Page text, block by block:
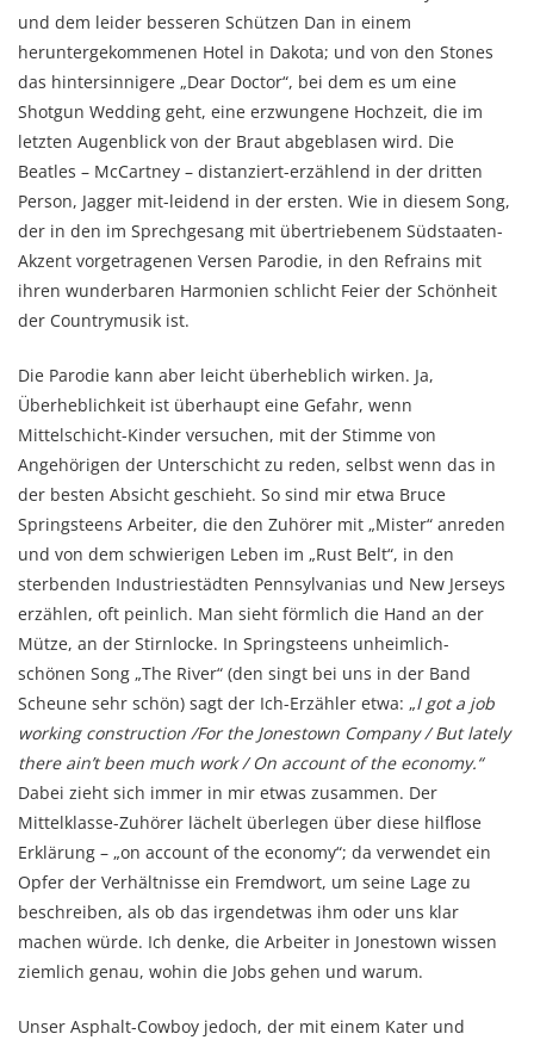
und dem leider besseren Schützen Dan in einem
heruntergekommenen Hotel in Dakota; und von den Stones
das hintersinnigere „Dear Doctor“, bei dem es um eine
Shotgun Wedding geht, eine erzwungene Hochzeit, die im
letzten Augenblick von der Braut abgeblasen wird. Die
Beatles – McCartney – distanziert-erzählend in der dritten
Person, Jagger mit-leidend in der ersten. Wie in diesem Song,
der in den im Sprechgesang mit übertriebenem Südstaaten-
Akzent vorgetragenen Versen Parodie, in den Refrains mit
ihren wunderbaren Harmonien schlicht Feier der Schönheit
der Countrymusik ist.
Die Parodie kann aber leicht überheblich wirken. Ja,
Überheblichkeit ist überhaupt eine Gefahr, wenn
Mittelschicht-Kinder versuchen, mit der Stimme von
Angehörigen der Unterschicht zu reden, selbst wenn das in
der besten Absicht geschieht. So sind mir etwa Bruce
Springsteens Arbeiter, die den Zuhörer mit „Mister“ anreden
und von dem schwierigen Leben im „Rust Belt“, in den
sterbenden Industriestädten Pennsylvanias und New Jerseys
erzählen, oft peinlich. Man sieht förmlich die Hand an der
Mütze, an der Stirnlocke. In Springsteens unheimlich-
schönen Song „The River“ (den singt bei uns in der Band
Scheune sehr schön) sagt der Ich-Erzähler etwa: „I got a job
working construction /For the Jonestown Company / But lately
there ain’t been much work / On account of the economy.“
Dabei zieht sich immer in mir etwas zusammen. Der
Mittelklasse-Zuhörer lächelt überlegen über diese hilflose
Erklärung – „on account of the economy“; da verwendet ein
Opfer der Verhältnisse ein Fremdwort, um seine Lage zu
beschreiben, als ob das irgendetwas ihm oder uns klar
machen würde. Ich denke, die Arbeiter in Jonestown wissen
ziemlich genau, wohin die Jobs gehen und warum.
Unser Asphalt-Cowboy jedoch, der mit einem Kater und